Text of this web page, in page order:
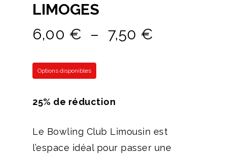
LIMOGES
6,00 € – 7,50 €
Options disponibles
25% de réduction
Le Bowling Club Limousin est
l’espace idéal pour passer une